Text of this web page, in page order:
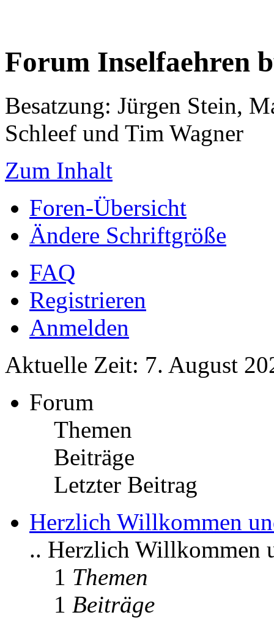
Forum Inselfaehren
Besatzung: Jürgen Stein,
Schleef und Tim Wagner
Zum Inhalt
Foren-Übersicht
Ändere Schriftgröße
FAQ
Registrieren
Anmelden
Aktuelle Zeit: 7. August
Forum
Themen
Beiträge
Letzter Beitrag
Herzlich Willkommen
.. Herzlich Willkommen
1 Themen
1 Beiträge